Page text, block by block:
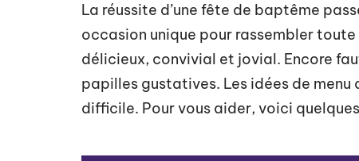
La réussite d’une fête de baptême
occasion unique pour rassembler
délicieux, convivial et jovial. Encore
papilles gustatives. Les idées de
difficile. Pour vous aider, voici